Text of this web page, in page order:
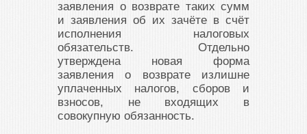
заявления о возврате таких сумм
и заявления об их зачёте в счёт
исполнения налоговых
обязательств. Отдельно
утверждена новая форма
заявления о возврате излишне
уплаченных налогов, сборов и
взносов, не входящих в
совокупную обязанность.